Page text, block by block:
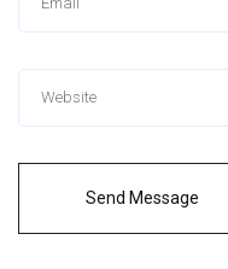
Send Message